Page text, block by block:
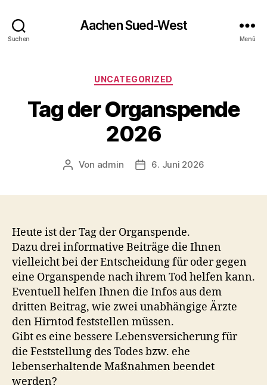
Suchen
Aachen Sued-West
Menü
Kategorien
UNCATEGORIZED
Tag der Organspende
2026
Beitragsautor
Von admin Veröffentlichungsdatum
6. Juni 2026
Heute ist der Tag der Organspende.
Dazu drei informative Beiträge die Ihnen
vielleicht bei der Entscheidung für oder gegen
eine Organspende nach ihrem Tod helfen kann.
Eventuell helfen Ihnen die Infos aus dem
dritten Beitrag, wie zwei unabhängige Ärzte
den Hirntod feststellen müssen.
Gibt es eine bessere Lebensversicherung für
die Feststellung des Todes bzw. ehe
lebenserhaltende Maßnahmen beendet
werden?